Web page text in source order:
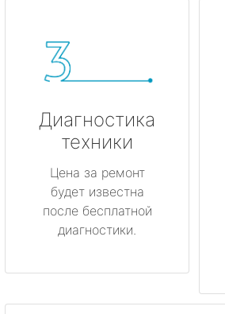
Диагностика
техники
Цена за ремонт
будет известна
после бесплатной
диагностики.